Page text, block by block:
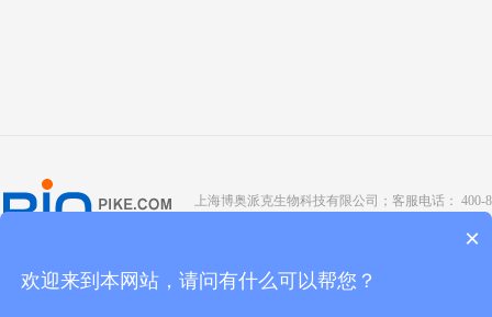
上海博奥派克生物科技有限公司；客服电话： 400-
京ICP备
×
欢迎来到本网站，请问有什么可以帮您？